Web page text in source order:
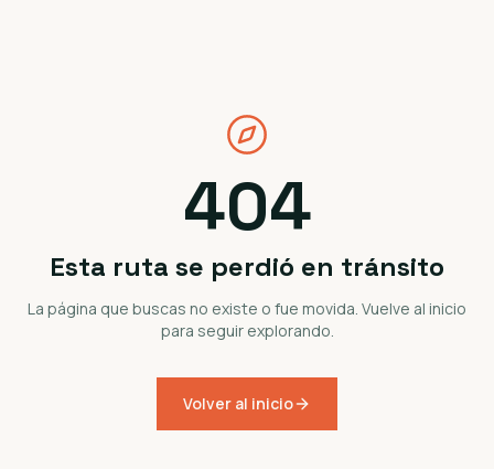
404
Esta ruta se perdió en tránsito
La página que buscas no existe o fue movida. Vuelve al inicio
para seguir explorando.
Volver al inicio